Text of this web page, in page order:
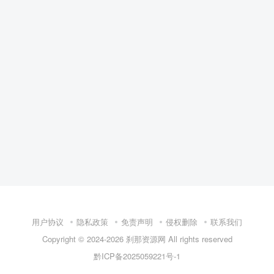
用户协议 隐私政策 免责声明 侵权删除
联系我们
Copyright © 2024-2026 刹那资源网 All rights reserved
黔ICP备2025059221号-1